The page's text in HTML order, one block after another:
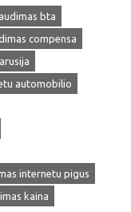
bta
compensa
automobilio
internetu pigus
kaina